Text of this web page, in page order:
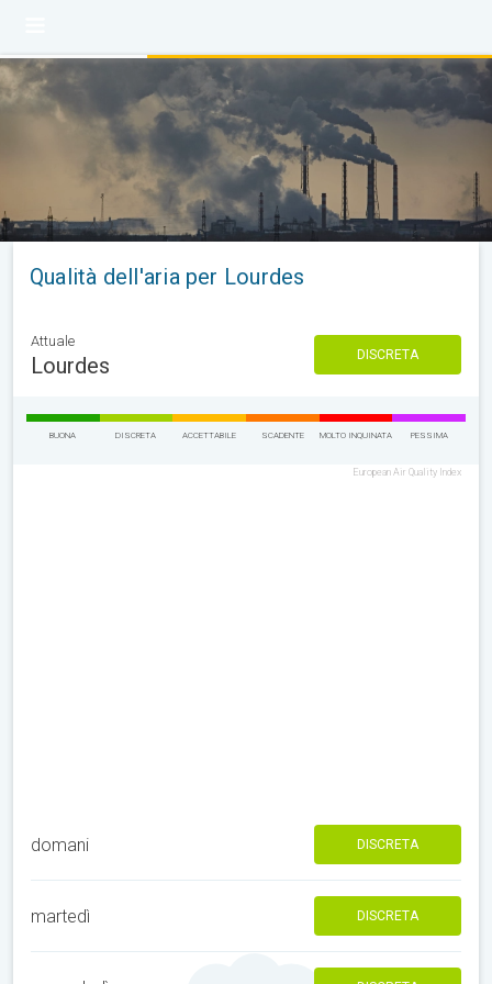
Qualità dell'aria per Lourdes
Attuale
Lourdes DISCRETA
BUONA DISCRETA ACCETTABILE SCADENTE MOLTO INQUINATA PESSIMA
European Air Quality Index
domani DISCRETA
martedì DISCRETA